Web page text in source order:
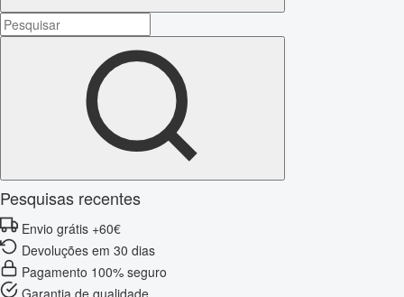
Pesquisas recentes
Envio grátis +60€
Devoluções em 30 dias
Pagamento 100% seguro
Garantia de qualidade